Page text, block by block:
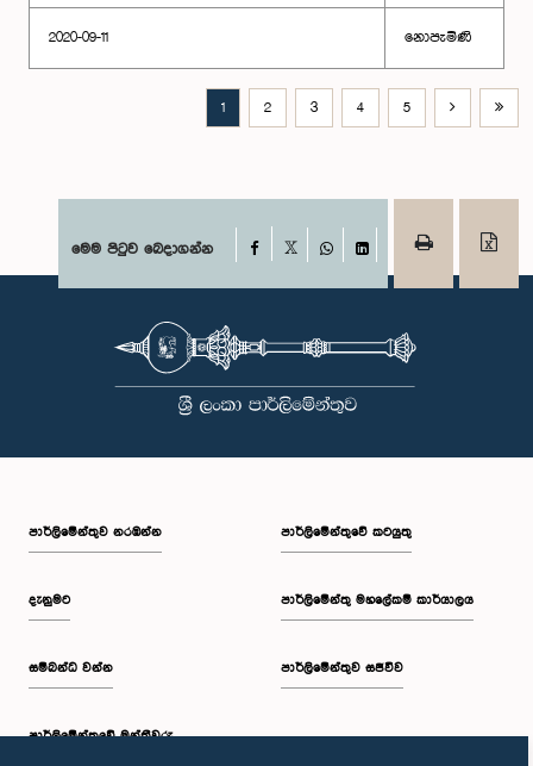
2020-09-11 නොපැමිණි
1 2 3 4 5
මෙම පිටුව බෙදාගන්න Facebook
WhatsAppLinkedIn
පාර්ලි‌මේන්තුව නරඹන්න
දැනුමට
සම්බන්ධ වන්න
පාර්ලි‌මේන්තුවේ මන්ත්‍රීවරු
පාර්ලිමේන්තුවේ කටයුතු
පාර්ලිමේන්තු මහලේකම් කාර්යාලය
පාර්ලිමේන්තුව සජීවීව